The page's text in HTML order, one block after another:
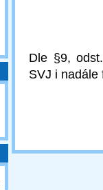
Dle §9,
SVJ i nadále